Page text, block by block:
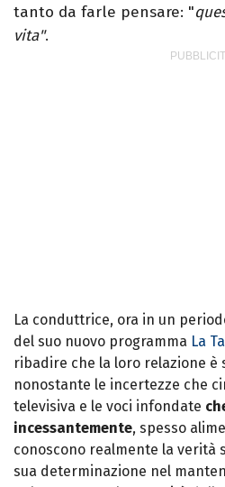
tanto da farle pensare: "
vita".
La conduttrice, ora in un
del suo nuovo programma La
ribadire che la loro relazione è
nonostante le incertezze che
televisiva e le voci infondate
incessantemente, spesso
conoscono realmente la verità
sua determinazione nel